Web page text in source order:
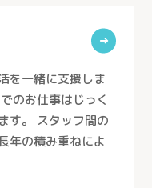
→
を一緒に支援しま
のお仕事はじっく
す。 スタッフ間の
年の積み重ねによ